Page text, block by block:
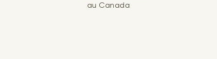
au Canada